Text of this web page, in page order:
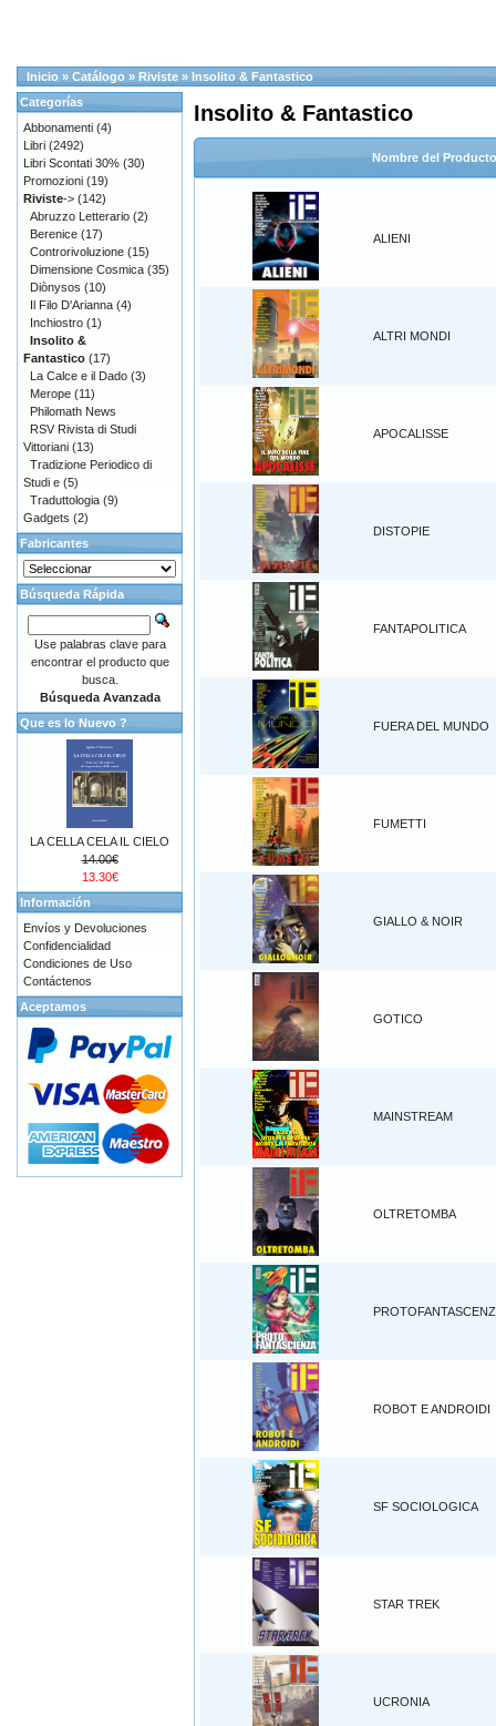
Inicio » Catálogo » Riviste » Insolito & Fantastico
Insolito & Fantastico
Nombre del
ALIENI
ALTRI MONDI
APOCALISSE
DISTOPIE
FANTAPOLITICA
FUERA DEL MUNDO
FUMETTI
GIALLO & NOIR
GOTICO
MAINSTREAM
OLTRETOMBA
ROBOT E ANDROIDI
SF SOCIOLOGICA
STAR TREK
UCRONIA
Categorías
Abbonamenti (4)
Libri (2492)
Libri Scontati 30% (30)
Promozioni (19)
Riviste-> (142)
Abruzzo Letterario (2)
Berenice (17)
Controrivoluzione (15)
Dimensione Cosmica (35)
Diònysos (10)
Il Filo D'Arianna (4)
Inchiostro (1)
Insolito &
Fantastico (17)
La Calce e il Dado (3)
Merope (11)
Philomath News
RSV Rivista di Studi
Vittoriani (13)
Tradizione Periodico di
Studi e (5)
Traduttologia (9)
Gadgets (2)
Fabricantes
Búsqueda Rápida
Use palabras clave para
encontrar el producto que
busca.
Búsqueda Avanzada
Que es lo Nuevo ?
LA CELLA CELA IL CIELO
14.00€
13.30€
Información
Envíos y Devoluciones
Confidencialidad
Condiciones de Uso
Contáctenos
Aceptamos